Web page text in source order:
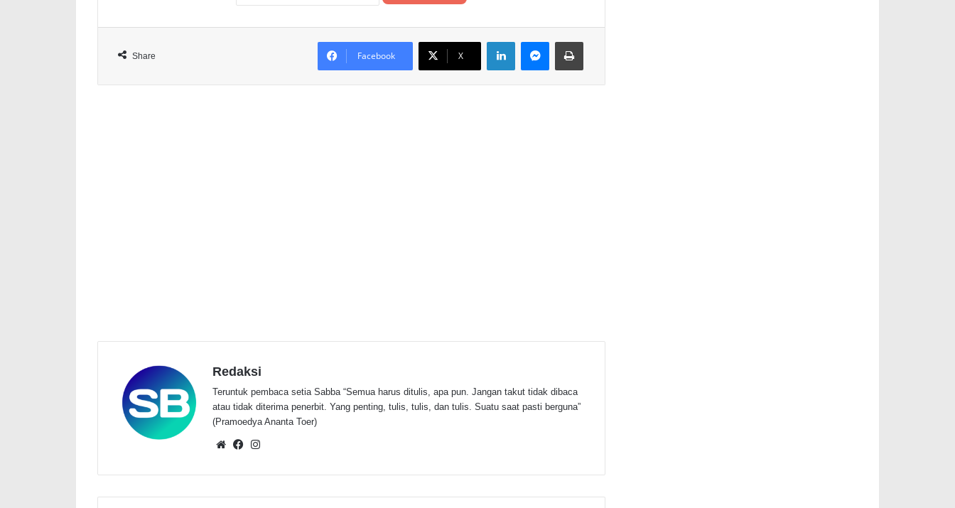
Share Facebook X
LinkedInMessengerPrint
Redaksi
Teruntuk pembaca setia Sabba “Semua harus ditulis, apa pun. Jangan takut tidak dibaca
atau tidak diterima penerbit. Yang penting, tulis, tulis, dan tulis. Suatu saat pasti berguna”
(Pramoedya Ananta Toer)
WebsiteFacebook